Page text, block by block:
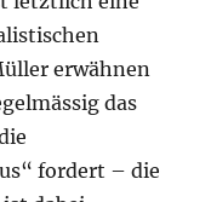
erwähnen
das
fordert – die